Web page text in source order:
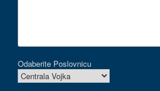
Odaberite Poslovnicu